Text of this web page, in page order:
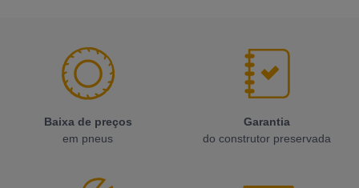
Baixa de preços
em pneus
Garantia
do construtor preservada